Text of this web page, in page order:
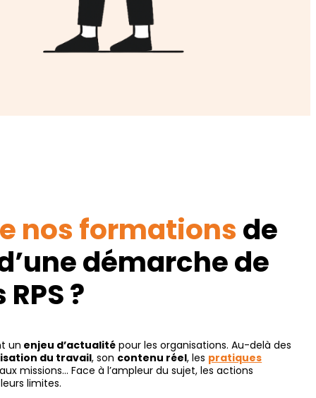
nos formations de
démarche de
?
un enjeu d’actualité pour les organisations. Au-delà des
du travail, son contenu réel, les pratiques
missions… Face à l’ampleur du sujet, les actions
limites.